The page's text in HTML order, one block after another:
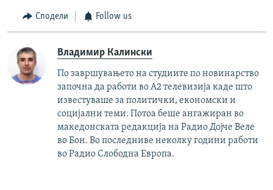
Сподели Follow us
Владимир Калински
По завршувањето на студиите по новинарство
започна да работи во А2 телевизија каде што
известуваше за политички, економски и
социјални теми. Потоа беше ангажиран во
македонската редакција на Радио Дојче Веле
во Бон. Во последниве неколку години работи
во Радио Слободна Европа.